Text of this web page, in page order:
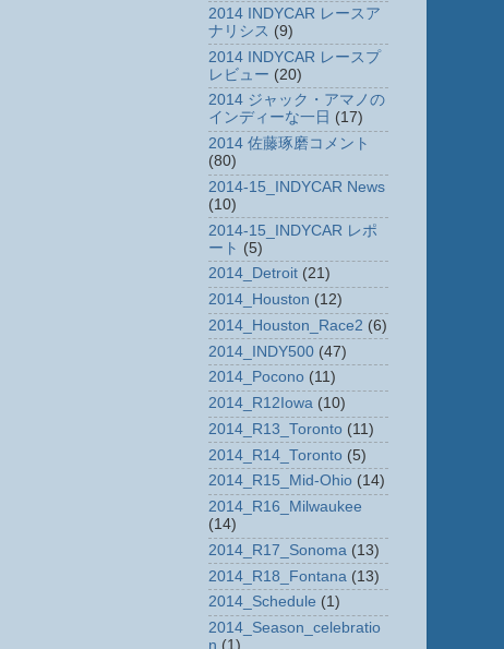
2014 INDYCAR レースア
ナリシス (9)
2014 INDYCAR レースプ
レビュー (20)
2014 ジャック・アマノの
インディーな一日 (17)
2014 佐藤琢磨コメント
(80)
2014-15_INDYCAR News
(10)
2014-15_INDYCAR レポ
ート (5)
2014_Detroit (21)
2014_Houston (12)
2014_Houston_Race2 (6)
2014_INDY500 (47)
2014_Pocono (11)
2014_R12Iowa (10)
2014_R13_Toronto (11)
2014_R14_Toronto (5)
2014_R15_Mid-Ohio (14)
2014_R16_Milwaukee
(14)
2014_R17_Sonoma (13)
2014_R18_Fontana (13)
2014_Schedule (1)
2014_Season_celebratio
n (1)